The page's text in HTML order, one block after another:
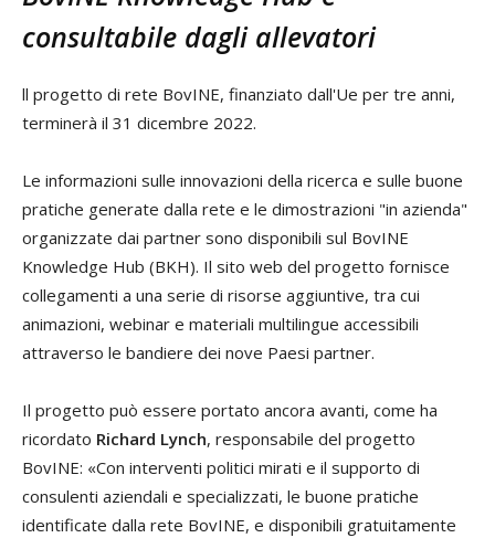
consultabile dagli allevatori
ll progetto di rete BovINE, finanziato dall'Ue per tre anni,
terminerà il 31 dicembre 2022.
Le informazioni sulle innovazioni della ricerca e sulle buone
pratiche generate dalla rete e le dimostrazioni "in azienda"
organizzate dai partner sono disponibili sul BovINE
Knowledge Hub (BKH). Il sito web del progetto fornisce
collegamenti a una serie di risorse aggiuntive, tra cui
animazioni, webinar e materiali multilingue accessibili
attraverso le bandiere dei nove Paesi partner.
Il progetto può essere portato ancora avanti, come ha
ricordato Richard Lynch, responsabile del progetto
BovINE: «Con interventi politici mirati e il supporto di
consulenti aziendali e specializzati, le buone pratiche
identificate dalla rete BovINE, e disponibili gratuitamente